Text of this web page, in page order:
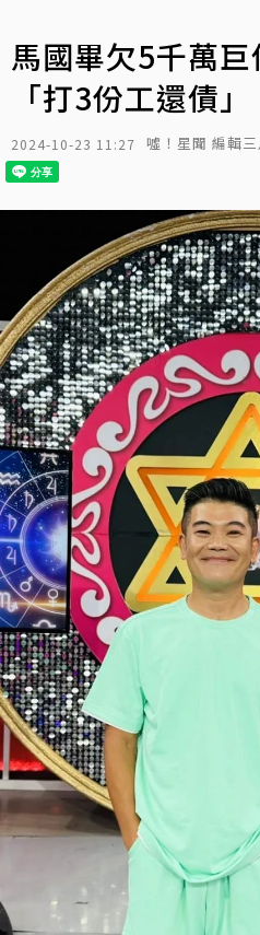
馬國畢欠5千萬
「打3份工還債」
2024-10-23 11:27 噓！星聞 編輯